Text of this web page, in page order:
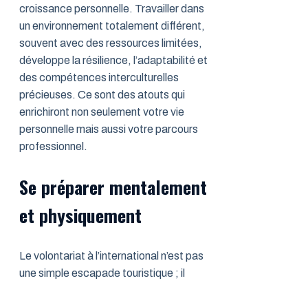
croissance personnelle. Travailler dans
un environnement totalement différent,
souvent avec des ressources limitées,
développe la résilience, l’adaptabilité et
des compétences interculturelles
précieuses. Ce sont des atouts qui
enrichiront non seulement votre vie
personnelle mais aussi votre parcours
professionnel.
Se préparer mentalement
et physiquement
Le volontariat à l’international n’est pas
une simple escapade touristique ; il